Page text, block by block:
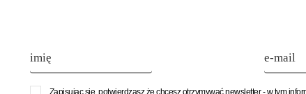
Zapisując się, potwierdzasz że chcesz otrzymywać newsletter - w tym